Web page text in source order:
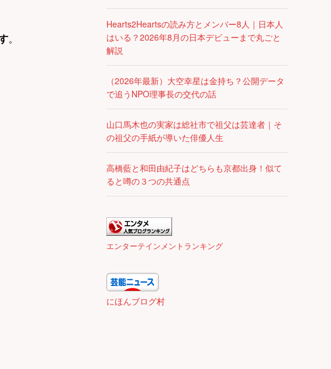
。
Hearts2Heartsの読み方とメンバー8人｜日本人
はいる？2026年8月の日本デビューまで丸ごと
解説
（2026年最新）大空幸星は金持ち？公開データ
で追うNPO理事長の交代の話
山口馬木也の実家は総社市で祖父は芸達者｜そ
の祖父の手紙が導いた俳優人生
高橋藍と和田由紀子はどちらも京都出身！似て
ると噂の３つの共通点
エンターテインメントランキング
にほんブログ村